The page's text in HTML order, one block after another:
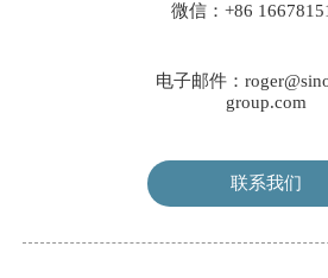
微信：+86
电子邮件：
group.com
联系我们